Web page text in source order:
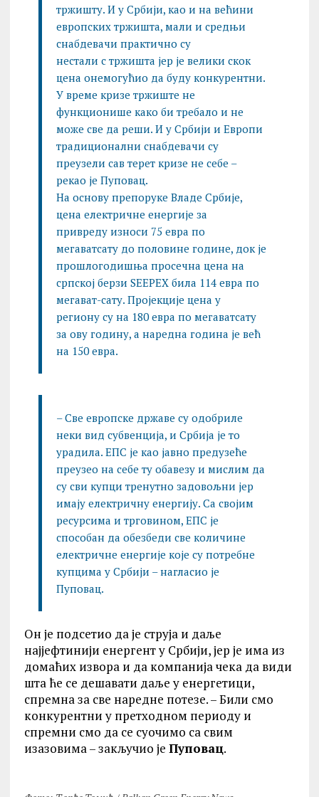
тржишту. И у Србији, као и на већини
европских тржишта, мали и средњи
снабдевачи практично су
нестали с тржишта јер је велики скок
цена онемогућио да буду конкурентни.
У време кризе тржиште не
функционише како би требало и не
може све да реши. И у Србији и Европи
традиционални снабдевачи су
преузели сав терет кризе не себе –
рекао је Пуповац.
На основу препоруке Владе Србије,
ценa електричне енергије за
привреду износи 75 евра по
мегаватсату до половине године, док је
прошлогодишња просечна цена на
српској берзи SEEPEX била 114 евра по
мегават-сату. Пројекције цена у
региону су на 180 евра по мегаватсату
за ову годину, а наредна година је већ
на 150 евра.
– Све европске државе су одобриле
неки вид субвенција, и Србија је то
урадила. ЕПС је као јавно предузеће
преузео на себе ту обавезу и мислим да
су сви купци тренутно задовољни јер
имају електричну енергију. Са својим
ресурсима и трговином, ЕПС је
способан да обезбеди све количине
електричне енергије које су потребне
купцима у Србији – нагласио је
Пуповац.
Он је подсетио да је струја и даље
најјефтинији енергент у Србији, јер је има из
домаћих извора и да компанија чека да види
шта ће се дешавати даље у енергетици,
спремна за све наредне потезе. – Били смо
конкурентни у претходном периоду и
спремни смо да се суочимо са свим
изазовима – закључио је Пуповац.